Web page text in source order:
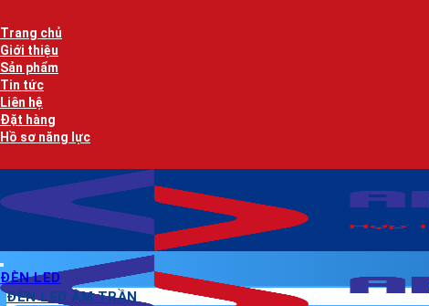
qua
nội
dung
Trang chủ
Giới thiệu
Sản phẩm
Tin tức
Liên hệ
Đặt hàng
Hồ sơ năng lực
ĐÈN LED
ĐÈN LED ÂM TRẦN